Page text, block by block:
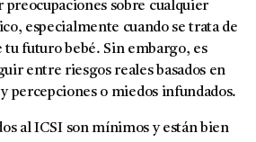
preocupaciones sobre cualquier
especialmente cuando se trata de
tu futuro bebé. Sin embargo, es
entre riesgos reales basados en
percepciones o miedos infundados.
al ICSI son mínimos y están bien